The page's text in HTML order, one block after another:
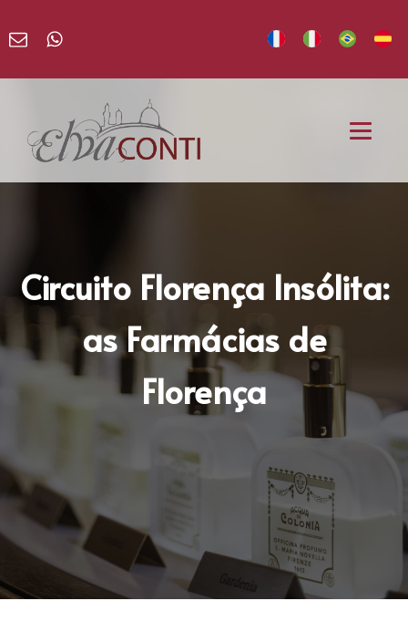
Circuito Florença Insólita:
as Farmácias de
Florença